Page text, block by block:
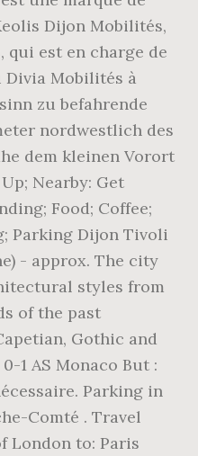
Dijon Mobilités,
est en charge de
Mobilités à
zu befahrende
nordwestlich des
dem kleinen Vorort
Nearby: Get
Food; Coffee;
Parking Dijon Tivoli
- approx. The city
styles from
of the past
Gothic and
1 AS Monaco But :
Parking in
Comté . Travel
London to: Paris